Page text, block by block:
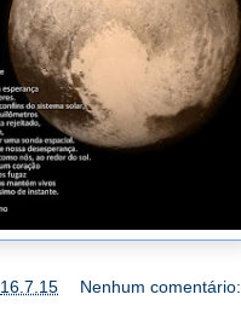
16.7.15 Nenhum comentário: